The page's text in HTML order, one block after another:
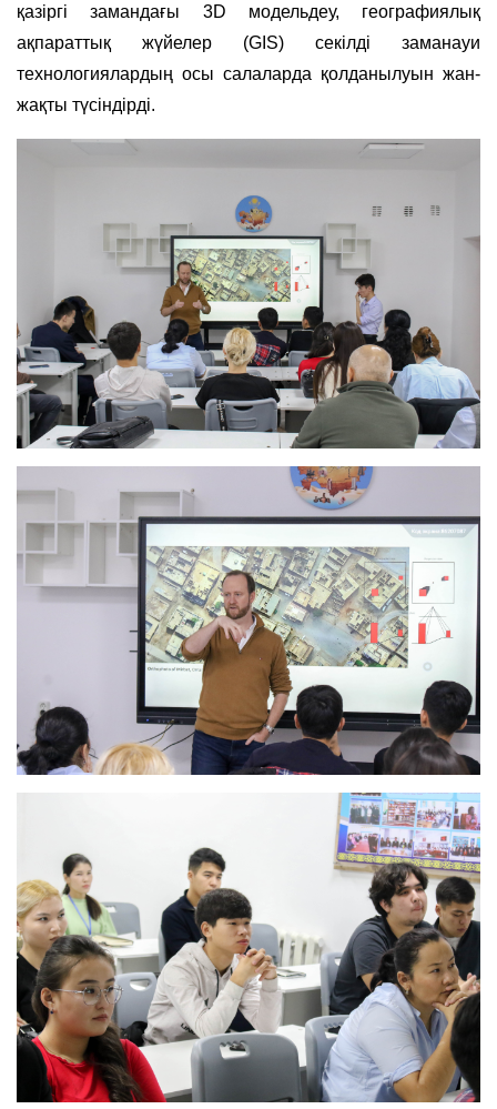
қазіргі замандағы 3D модельдеу, географиялық
ақпараттық жүйелер (GIS) секілді заманауи
технологиялардың осы салаларда қолданылуын жан-
жақты түсіндірді.